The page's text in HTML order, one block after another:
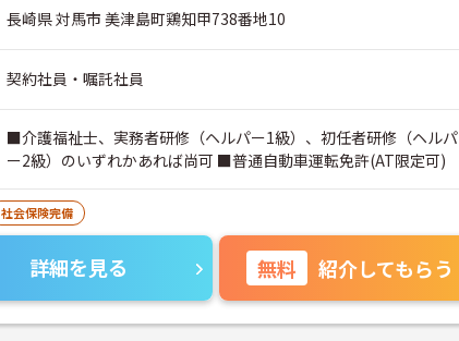
長崎県 対馬市 美津島町鶏知甲738番地10
契約社員・嘱託社員
■介護福祉士、実務者研修（ヘルパー1級）、初任者研修（ヘルパ
ー2級）のいずれかあれば尚可 ■普通自動車運転免許(AT限定可)
社会保険完備
詳細を見る 無料 紹介してもらう